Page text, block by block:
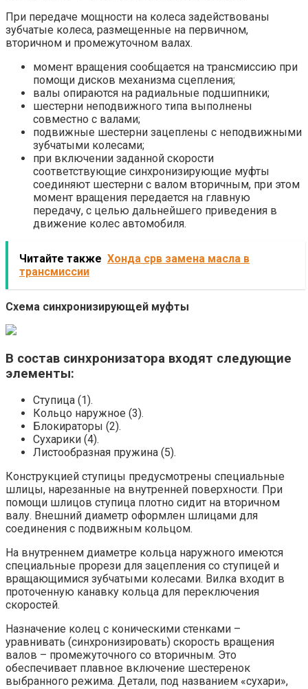
При передаче мощности на колеса задействованы
зубчатые колеса, размещенные на первичном,
вторичном и промежуточном валах.
момент вращения сообщается на трансмиссию при
помощи дисков механизма сцепления;
валы опираются на радиальные подшипники;
шестерни неподвижного типа выполнены
совместно с валами;
подвижные шестерни зацеплены с неподвижными
зубчатыми колесами;
при включении заданной скорости
соответствующие синхронизирующие муфты
соединяют шестерни с валом вторичным, при этом
момент вращения передается на главную
передачу, с целью дальнейшего приведения в
движение колес автомобиля.
Читайте также Хонда срв замена масла в
трансмиссии
Схема синхронизирующей муфты
В состав синхронизатора входят следующие
элементы:
Ступица (1).
Кольцо наружное (3).
Блокираторы (2).
Сухарики (4).
Листообразная пружина (5).
Конструкцией ступицы предусмотрены специальные
шлицы, нарезанные на внутренней поверхности. При
помощи шлицов ступица плотно сидит на вторичном
валу. Внешний диаметр оформлен шлицами для
соединения с подвижным кольцом.
На внутреннем диаметре кольца наружного имеются
специальные прорези для зацепления со ступицей и
вращающимися зубчатыми колесами. Вилка входит в
проточенную канавку кольца для переключения
скоростей.
Назначение колец с коническими стенками –
уравнивать (синхронизировать) скорость вращения
валов – промежуточного со вторичным. Это
обеспечивает плавное включение шестеренок
выбранного режима. Детали, под названием «сухари»,